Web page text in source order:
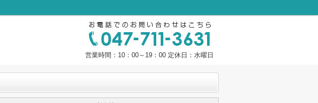
営業時間：10：00～19：00 定休日：水曜日